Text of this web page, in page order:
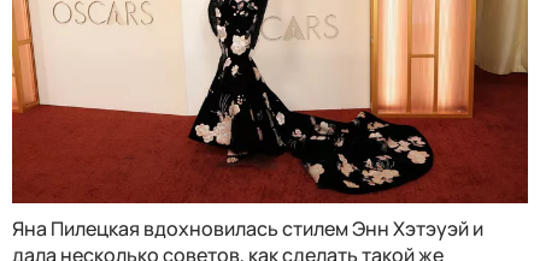
Яна Пилецкая вдохновилась стилем Энн Хэтэуэй и
дала несколько советов, как сделать такой же